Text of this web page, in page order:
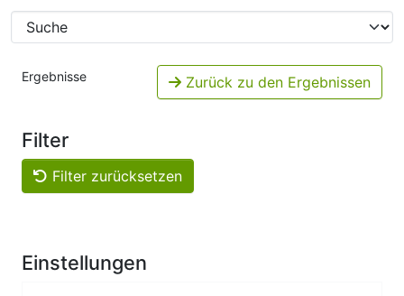
Ergebnisse Zurück zu den Ergebnissen
Filter
Filter zurücksetzen
Einstellungen